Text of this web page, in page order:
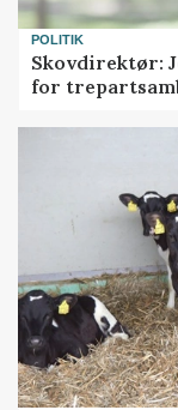
POLITIK
Skovdirektør:
for